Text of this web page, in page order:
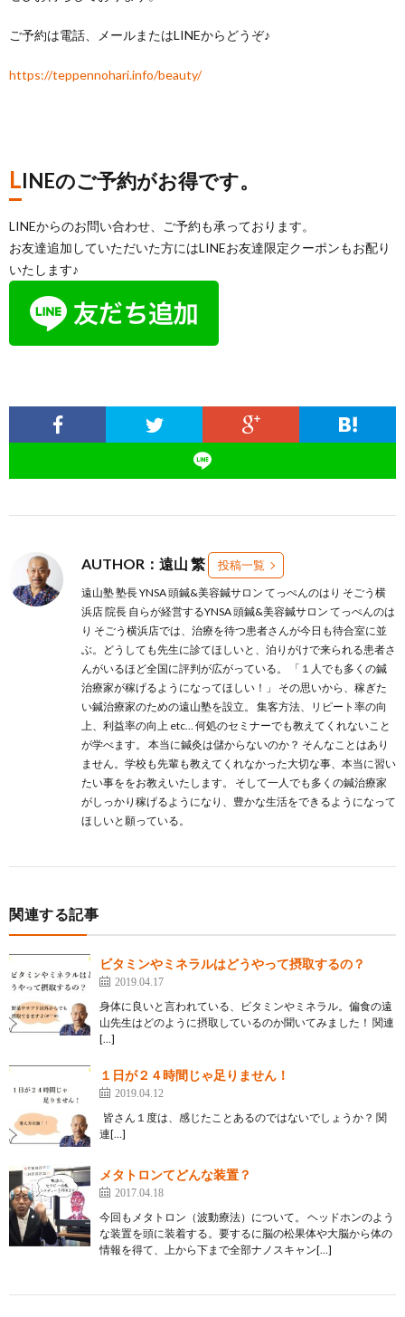
ご予約は電話、メールまたはLINEからどうぞ♪
https://teppennohari.info/beauty/
LINEのご予約がお得です。
LINEからのお問い合わせ、ご予約も承っております。
お友達追加していただいた方にはLINEお友達限定クーポンもお配り
いたします♪
AUTHOR：遠山 繁 投稿一覧
遠山塾 塾長 YNSA 頭鍼&美容鍼サロン てっぺんのはり そごう横
浜店 院長 自らが経営するYNSA 頭鍼&美容鍼サロン てっぺんのは
り そごう横浜店では、治療を待つ患者さんが今日も待合室に並
ぶ。どうしても先生に診てほしいと、泊りがけで来られる患者さ
んがいるほど全国に評判が広がっている。 「１人でも多くの鍼
治療家が稼げるようになってほしい！」 その思いから、稼ぎた
い鍼治療家のための遠山塾を設立。 集客方法、リピート率の向
上、利益率の向上 etc… 何処のセミナーでも教えてくれないこと
が学べます。 本当に鍼灸は儲からないのか？ そんなことはあり
ません。学校も先輩も教えてくれなかった大切な事、本当に習い
たい事ををお教えいたします。 そして一人でも多くの鍼治療家
がしっかり稼げるようになり、豊かな生活をできるようになって
ほしいと願っている。
関連する記事
ビタミンやミネラルはどうやって摂取するの？
2019.04.17
身体に良いと言われている、ビタミンやミネラル。偏食の遠
山先生はどのように摂取しているのか聞いてみました！ 関連
[…]
１日が２４時間じゃ足りません！
2019.04.12
皆さん１度は、感じたことあるのではないでしょうか？ 関
連[…]
メタトロンてどんな装置？
2017.04.18
今回もメタトロン（波動療法）について。 ヘッドホンのよう
な装置を頭に装着する。要するに脳の松果体や大脳から体の
情報を得て、上から下まで全部ナノスキャン[…]